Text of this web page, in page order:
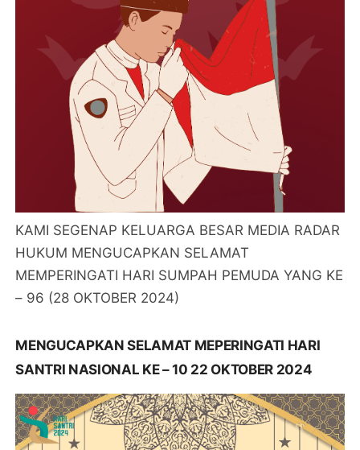
KAMI SEGENAP KELUARGA BESAR MEDIA RADAR
HUKUM MENGUCAPKAN SELAMAT
MEMPERINGATI HARI SUMPAH PEMUDA YANG KE
– 96 (28 OKTOBER 2024)
MENGUCAPKAN SELAMAT MEPERINGATI HARI
SANTRI NASIONAL KE – 10 22 OKTOBER 2024